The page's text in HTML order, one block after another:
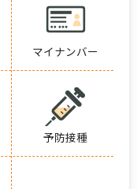
マイナンバー
予防接種